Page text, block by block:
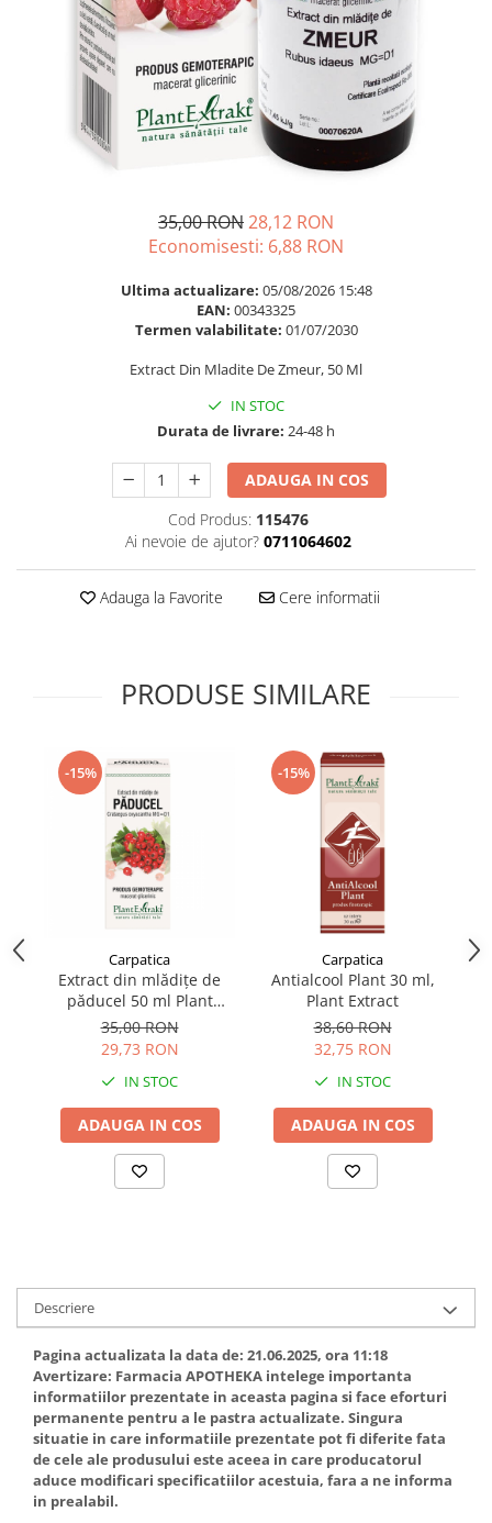
Omega 3
Par si unghii
Probiotice si prebiotice
Prostata
Sanatate urinara
Slabire si control greutate
Supliment Complexe
Supliment Vitamina B
Supliment Vitamina C
Supliment Vitamina D3
Supliment Vitamina E
Tincturi si Gemoderivate
Vitamine si minerale
Ingrijire par
Balsam masca si tratament
Produse cu SPF Pentru Fata
Repelenti insecte
35,00 RON28,12 RON
Economisesti: 6,88 RON
Ultima actualizare: 05/08/2026 15:48
EAN: 00343325
Termen valabilitate: 01/07/2030
Extract Din Mladite De Zmeur, 50 Ml
IN STOC
Durata de livrare: 24-48 h
ADAUGA IN COS
Cod Produs: 115476
Ai nevoie de ajutor? 0711064602
Adauga la Favorite Cere informatii
PRODUSE SIMILARE
-15%
Carpatica
Extract din mlădițe de
păducel 50 ml Plant
Extract
35,00 RON
29,73 RON
IN STOC
ADAUGA IN COS
-15%
Carpatica
Antialcool Plant 30 ml,
Plant Extract
38,60 RON
32,75 RON
IN STOC
ADAUGA IN COS
Descriere
Pagina actualizata la data de: 21.06.2025, ora 11:18
Avertizare: Farmacia APOTHEKA intelege importanta
informatiilor prezentate in aceasta pagina si face eforturi
permanente pentru a le pastra actualizate. Singura
situatie in care informatiile prezentate pot fi diferite fata
de cele ale produsului este aceea in care producatorul
aduce modificari specificatiilor acestuia, fara a ne informa
in prealabil.